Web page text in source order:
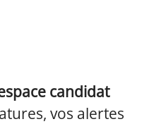
candidat
vos alertes